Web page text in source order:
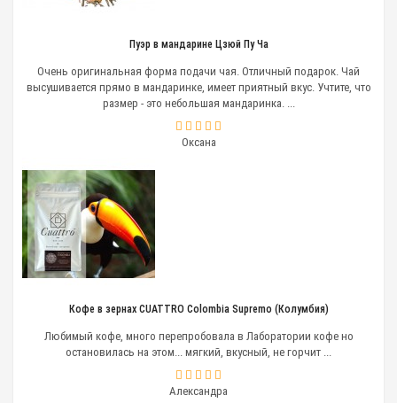
Для ресторана или кафе, где нет лишнего времени
профессиональную кофемолку. Для использования
в ресторанном бизнесе одинаково подходят
ножевые и жерновые устройства. Но стоит
учитывать, что жернова обеспечивают
Подготовленный в них кофе подходит
для заваривания во всех видах
кофеварок: капельных, рожковых,
полуавтоматических и
автоматических.
Процесс помола и размер имеют решающее
Именно от размера порошка зависит интенсивность,
Важным преимуществом станет металлический
корпус, придающий устройству прочность и
износостойкость.
Пуэр в мандарине Цзюй Пу Ча
Очень оригинальная форма подачи чая. Отличный подарок. Чай
высушивается прямо в мандаринке, имеет приятный вкус. Учтите, что
размер - это небольшая мандаринка. ...
Оксана
Кофе в зернах CUATTRO Colombia Supremo (Колумбия)
Любимый кофе, много перепробовала в Лаборатории кофе но
остановилась на этом... мягкий, вкусный, не горчит ...
Александра